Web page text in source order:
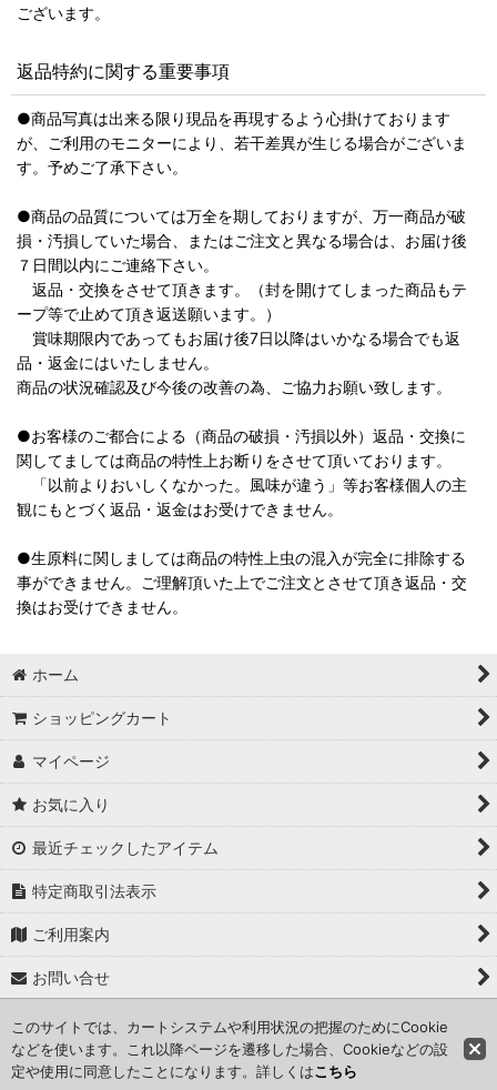
ございます。
返品特約に関する重要事項
●商品写真は出来る限り現品を再現するよう心掛けております
が、ご利用のモニターにより、若干差異が生じる場合がございま
す。予めご了承下さい。
●商品の品質については万全を期しておりますが、万一商品が破
損・汚損していた場合、またはご注文と異なる場合は、お届け後
７日間以内にご連絡下さい。
返品・交換をさせて頂きます。（封を開けてしまった商品もテ
ープ等で止めて頂き返送願います。）
賞味期限内であってもお届け後7日以降はいかなる場合でも返
品・返金にはいたしません。
商品の状況確認及び今後の改善の為、ご協力お願い致します。
●お客様のご都合による（商品の破損・汚損以外）返品・交換に
関してましては商品の特性上お断りをさせて頂いております。
「以前よりおいしくなかった。風味が違う」等お客様個人の主
観にもとづく返品・返金はお受けできません。
●生原料に関しましては商品の特性上虫の混入が完全に排除する
事ができません。ご理解頂いた上でご注文とさせて頂き返品・交
換はお受けできません。
ホーム
ショッピングカート
マイページ
お気に入り
最近チェックしたアイテム
特定商取引法表示
ご利用案内
お問い合せ
Copyright (C) 2024 kameisyouten. All Rights Reserved.
Powered byおちゃのこネット ネットショップ作成サービス
このサイトでは、カートシステムや利用状況の把握のためにCookie
などを使います。これ以降ページを遷移した場合、Cookieなどの設
定や使用に同意したことになります。詳しくはこちら